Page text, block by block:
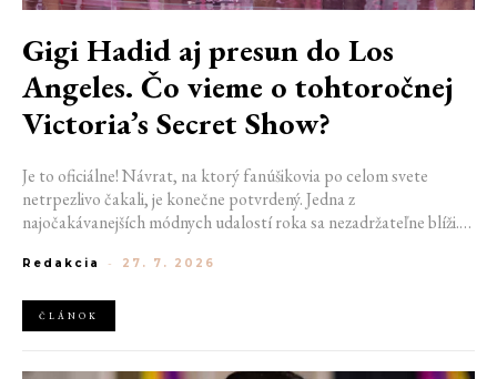
Gigi Hadid aj presun do Los
Angeles. Čo vieme o tohtoročnej
Victoria’s Secret Show?
Je to oficiálne! Návrat, na ktorý fanúšikovia po celom svete
netrpezlivo čakali, je konečne potvrdený. Jedna z
najočakávanejších módnych udalostí roka sa nezadržateľne blíži.
veľké novinky. Organizátori už prezradili miesto konania
prejde po ikonickom móle.
Redakcia - 27. 7. 2026
ČLÁNOK